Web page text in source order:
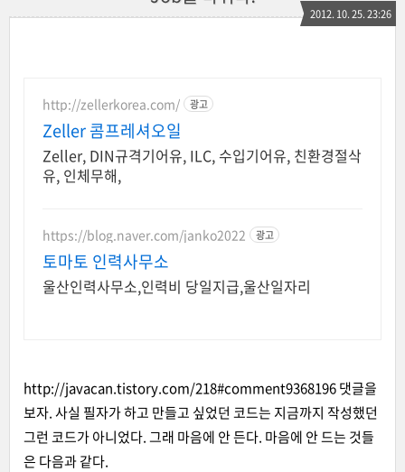
2012. 10. 25. 23:26
http://zellerkorea.com/ 광고
Zeller 콤프레셔오일
Zeller, DIN규격기어유, ILC, 수입기어유, 친환경절삭
유, 인체무해,
https://blog.naver.com/janko2022 광고
토마토 인력사무소
울산인력사무소,인력비 당일지급,울산일자리
http://javacan.tistory.com/218#comment9368196댓글을
보자. 사실 필자가 하고 만들고 싶었던 코드는 지금까지 작성했던
그런 코드가 아니었다. 그래 마음에 안 든다. 마음에 안 드는 것들
은 다음과 같다.